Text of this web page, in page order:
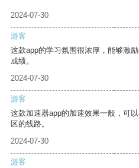
2024-07-30
游客
这款app的学习氛围很浓厚，能够激
成绩。
2024-07-30
游客
这款加速器app的加速效果一般，可
区的线路。
2024-07-30
游客